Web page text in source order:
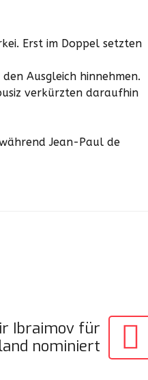
Erst im Doppel setzten
Ausgleich hinnehmen.
verkürzten daraufhin
Jean-Paul de
Ibraimov für
nominiert